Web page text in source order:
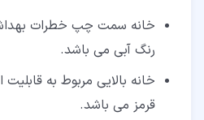
خانه سمت چپ خطرات
رنگ آبی می‌ باشد.
خانه بالایی مربوط به
قرمز می‌ باشد.